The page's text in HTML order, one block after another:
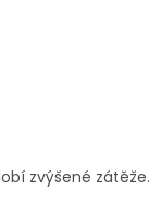
zvýšené zátěže.